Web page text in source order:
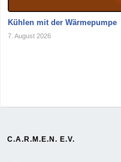
Kühlen mit der Wärmepumpe
7. August 2026
C.A.R.M.E.N. E.V.